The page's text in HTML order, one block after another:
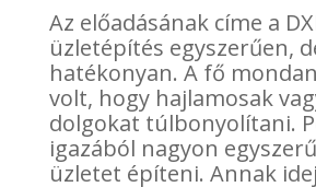
Az előadásának címe a
üzletépítés egyszerűen,
hatékonyan. A fő
volt, hogy hajlamosak
dolgokat túlbonyolítani.
igazából nagyon
üzletet építeni. Annak